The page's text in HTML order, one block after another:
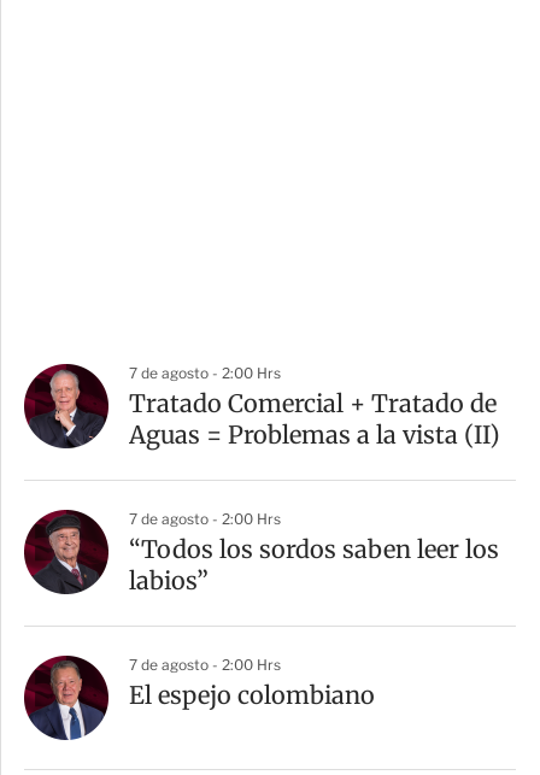
7 de agosto - 2:00 Hrs
Tratado Comercial + Tratado de
Aguas = Problemas a la vista (II)
7 de agosto - 2:00 Hrs
“Todos los sordos saben leer los
labios”
7 de agosto - 2:00 Hrs
El espejo colombiano